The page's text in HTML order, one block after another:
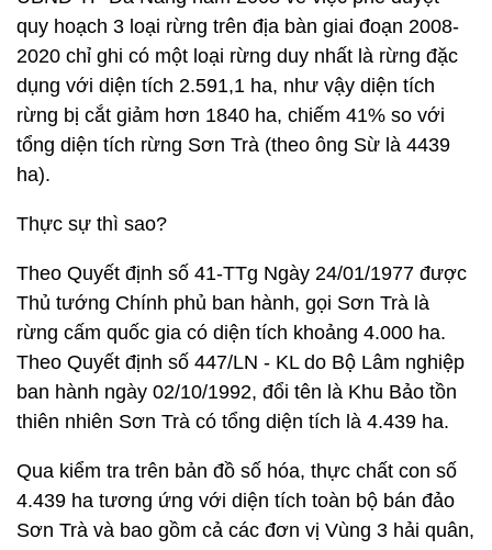
quy hoạch 3 loại rừng trên địa bàn giai đoạn 2008-
2020 chỉ ghi có một loại rừng duy nhất là rừng đặc
dụng với diện tích 2.591,1 ha, như vậy diện tích
rừng bị cắt giảm hơn 1840 ha, chiếm 41% so với
tổng diện tích rừng Sơn Trà (theo ông Sừ là 4439
ha).
Thực sự thì sao?
Theo Quyết định số 41-TTg Ngày 24/01/1977 được
Thủ tướng Chính phủ ban hành, gọi Sơn Trà là
rừng cấm quốc gia có diện tích khoảng 4.000 ha.
Theo Quyết định số 447/LN - KL do Bộ Lâm nghiệp
ban hành ngày 02/10/1992, đổi tên là Khu Bảo tồn
thiên nhiên Sơn Trà có tổng diện tích là 4.439 ha.
Qua kiểm tra trên bản đồ số hóa, thực chất con số
4.439 ha tương ứng với diện tích toàn bộ bán đảo
Sơn Trà và bao gồm cả các đơn vị Vùng 3 hải quân,